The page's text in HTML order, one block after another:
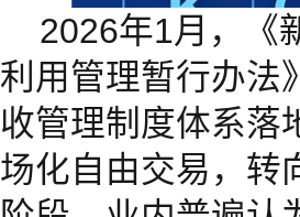
2026年1月，《
利用管理暂行办法
收管理制度体系落
场化自由交易，转